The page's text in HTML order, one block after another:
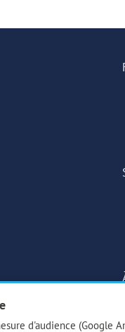
d'audience (Google